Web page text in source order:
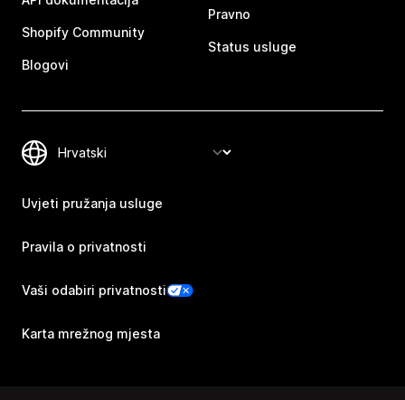
Shopify Community
Blogovi
Pravno
Status usluge
Uvjeti pružanja usluge
Pravila o privatnosti
Vaši odabiri privatnosti
Karta mrežnog mjesta